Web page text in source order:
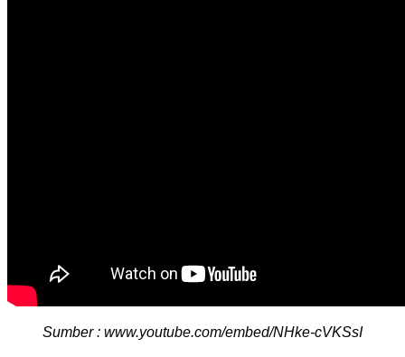
Sumber : www.youtube.com/embed/NHke-cVKSsI